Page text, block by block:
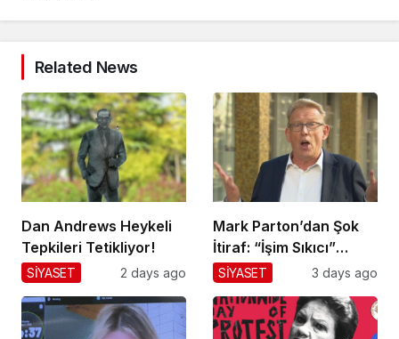
Related News
Dan Andrews Heykeli
Tepkileri Tetikliyor!
SİYASET 2 days ago
Mark Parton’dan Şok
İtiraf: “İşim Sıkıcı”
Mesajı!
SİYASET 3 days ago